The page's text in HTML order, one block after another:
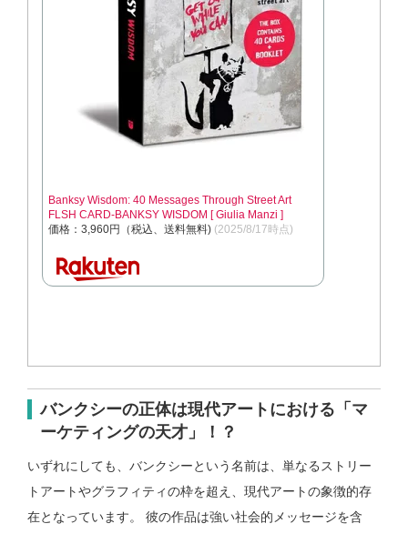
Banksy Wisdom: 40 Messages Through Street Art
FLSH CARD-BANKSY WISDOM [ Giulia Manzi ]
価格：3,960円（税込、送料無料) (2025/8/17時点)
バンクシーの正体は現代アートにおける「マ
ーケティングの天才」！？
いずれにしても、バンクシーという名前は、単なるストリー
トアートやグラフィティの枠を超え、現代アートの象徴的存
在となっています。 彼の作品は強い社会的メッセージを含